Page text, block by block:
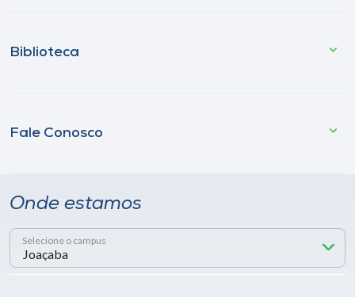
Biblioteca
Fale Conosco
Onde estamos
Selecione o campus